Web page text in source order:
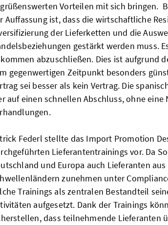
Vorteilen mit sich bringen.
Auffassung ist, dass die wirtschaftliche
der Lieferketten und die
gestärkt werden muss.
abzuschließen. Dies ist aufgrund
gegenwertigen Zeitpunkt besonders
sei besser als kein Vertrag. Die
auf einen schnellen Abschluss, ohne eine
Federl stellte das Import Promotion
Lieferantentrainings vor. Da
und Europa auch Lieferanten
zunehmen unter
Trainings als zentralen Bestandteil
aufgesetzt. Dank der Trainings
dass teilnehmende Lieferanten